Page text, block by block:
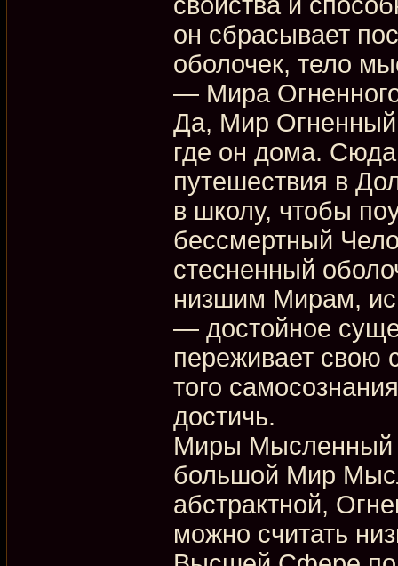
он сбрасывает
оболочек, тело
— Мира
Да, Мир Огненный
где он дома.
путешествия в
в школу, чтобы
бессмертный
стесненный
низшим Мирам,
— достойное
переживает свою
того
достичь.
Миры Мысленный
большой Мир
абстрактной,
можно считать